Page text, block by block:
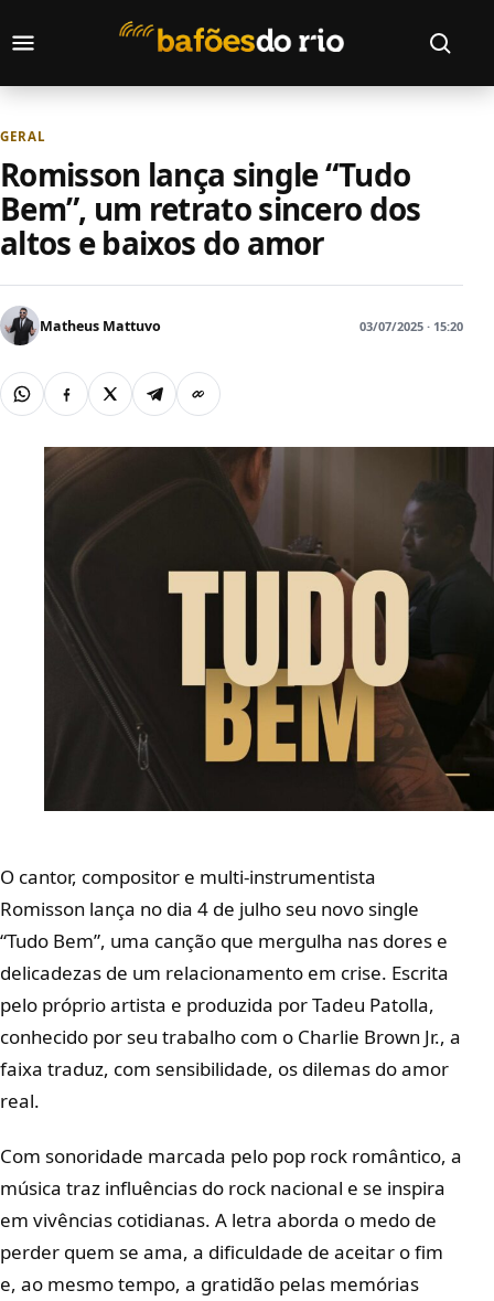
Abrir menu
Abrir
GERAL
Romisson lança single “Tudo
Bem”, um retrato sincero dos
altos e baixos do amor
Matheus Mattuvo 03/07/2025 · 15:20
WhatsAppFacebook
X TelegramCopiar link
O cantor, compositor e multi-instrumentista
Romisson lança no dia 4 de julho seu novo single
“Tudo Bem”, uma canção que mergulha nas dores e
delicadezas de um relacionamento em crise. Escrita
pelo próprio artista e produzida por Tadeu Patolla,
conhecido por seu trabalho com o Charlie Brown Jr., a
faixa traduz, com sensibilidade, os dilemas do amor
real.
Com sonoridade marcada pelo pop rock romântico, a
música traz influências do rock nacional e se inspira
em vivências cotidianas. A letra aborda o medo de
perder quem se ama, a dificuldade de aceitar o fim
e, ao mesmo tempo, a gratidão pelas memórias